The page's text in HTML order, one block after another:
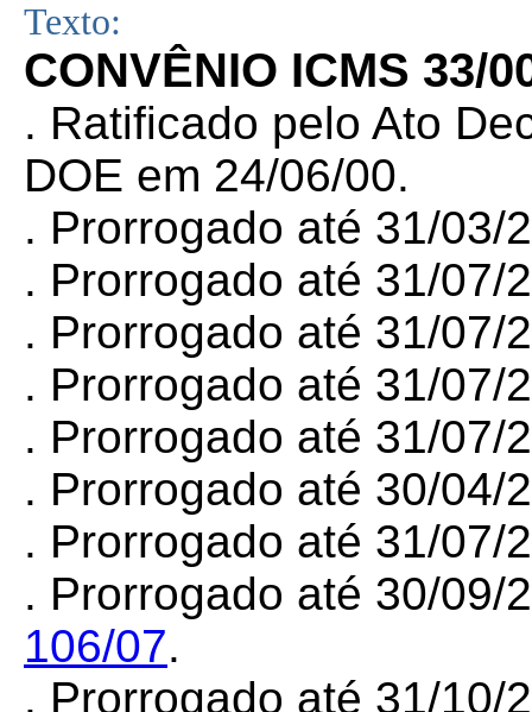
Texto:
CONVÊNIO ICMS 33/
. Ratificado pelo Ato
DOE em 24/06/00.
. Prorrogado até 31/03/
. Prorrogado até 31/07/
. Prorrogado até 31/07/
. Prorrogado até 31/07/
. Prorrogado até 31/07/
. Prorrogado até 30/04/
. Prorrogado até 31/07/
. Prorrogado até 30/09/
106/07.
. Prorrogado até 31/10/